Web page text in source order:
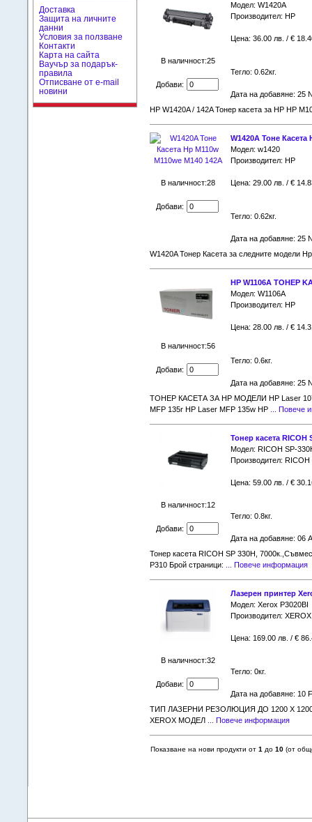
Доставка
Защита на личните
данни
Условия за ползване
Контакти
Карта на сайта
Ваучър за подарък-
правила
Отписване от e-mail
новини
В наличност:25
Добави:
Модел: W1420A
Производител: HP
Цена: 36.00 лв. / €
Тегло: 0.62кг.
Дата на добавяне: 25
HP W1420A / 142A Тонер касета за НР HP
В наличност:28
Добави:
W1420A Тоне Касета
Модел: w1420
Производител: HP
Цена: 29.00 лв. / €
Тегло: 0.62кг.
Дата на добавяне: 25
W1420A Тонер Касета за следните модели
В наличност:56
Добави:
HP W1106A ТОНЕР
Модел: W1106A
Производител: HP
Цена: 28.00 лв. / €
Тегло: 0.6кг.
Дата на добавяне: 25
ТОНЕР КАСЕТА ЗА НР МОДЕЛИ HP Laser
MFP 135r HP Laser MFP 135w HP... Повече
В наличност:12
Добави:
Тонер касета RICOH
Модел: RICOH SP-
Производител: RICOH
Цена: 59.00 лв. / €
Тегло: 0.8кг.
Дата на добавяне: 06
Тонер касета RICOH SP 330H,
P310 Брой страници: ... Повече информация
В наличност:32
Добави:
Лазерен принтер
Модел: Xerox P3020BI
Производител: XEROX
Цена: 169.00 лв. / €
Тегло: 0кг.
Дата на добавяне: 10
ТИП ЛАЗЕРНИ РЕЗОЛЮЦИЯ ДО 1200 X
XEROX МОДЕЛ... Повече информация
Показване на нови продукти от 1 до 10(от